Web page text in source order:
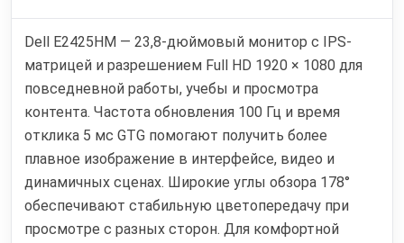
Dell E2425HM — 23,8-дюймовый монитор с IPS-
матрицей и разрешением Full HD 1920 × 1080 для
повседневной работы, учебы и просмотра
контента. Частота обновления 100 Гц и время
отклика 5 мс GTG помогают получить более
плавное изображение в интерфейсе, видео и
динамичных сценах. Широкие углы обзора 178°
обеспечивают стабильную цветопередачу при
просмотре с разных сторон. Для комфортной